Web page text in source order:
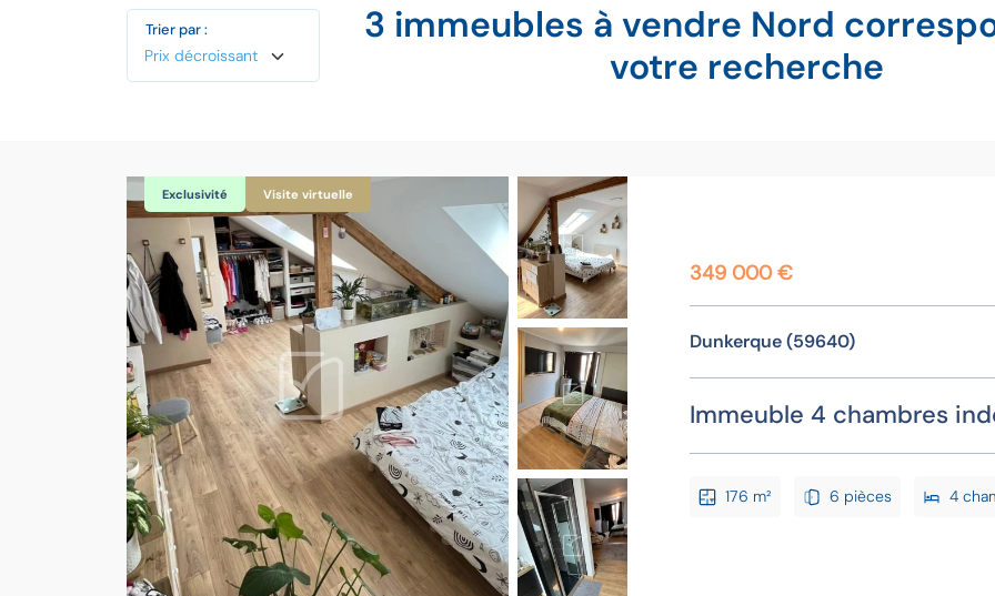
Trier par :
3 immeubles à vendre Nord
votre recherche
Exclusivité Visite virtuelle
349 000 €
Dunkerque (59640)
Immeuble 4 chambres
176 m² 6 pièces 4